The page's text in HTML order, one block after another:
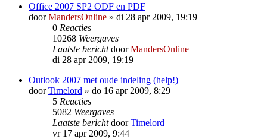
Office 2007 SP2 ODF en PDF
doorMandersOnline » di 28 apr 2009, 19:19
0 Reacties
10268 Weergaves
Laatste berichtdoorMandersOnline
di 28 apr 2009, 19:19
Outlook 2007 met oude indeling (help!)
doorTimelord » do 16 apr 2009, 8:29
5 Reacties
5082 Weergaves
Laatste berichtdoorTimelord
vr 17 apr 2009, 9:44